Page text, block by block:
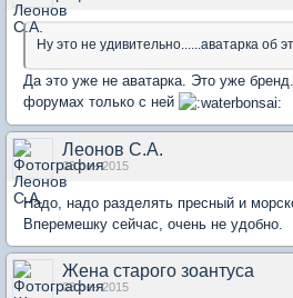
Ну это не удивительно......аватарка об
Да это уже не аватарка. Это уже
форумах только с ней
Леонов С.А.
03 сен 2015
Надо, надо разделять пресный и
Вперемешку сейчас, очень не удобно.
Жена старого зоантуса
03 сен 2015